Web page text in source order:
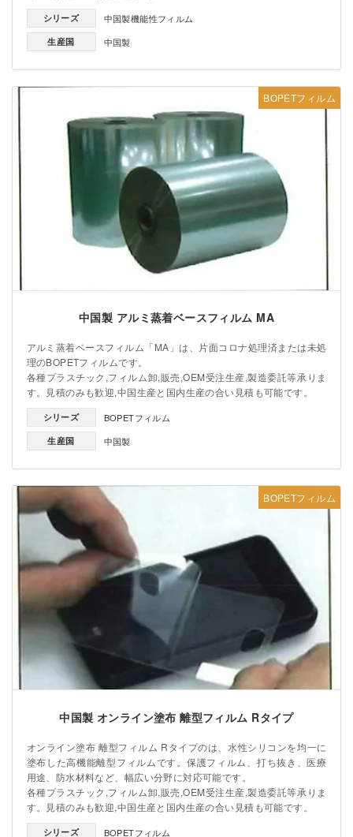
シリーズ 中国製機能性フィルム
生産国 中国製
BOPETフィルム
中国製 アルミ蒸着ベースフィルム MA
アルミ蒸着ベースフィルム「MA」は、片面コロナ処理済または未処
理のBOPETフィルムです。
各種プラスチック,フィルム卸,販売,OEM受注生産,製造委託等承りま
す。見積のみも歓迎,中国生産と国内生産の合い見積も可能です。
シリーズ BOPETフィルム
生産国 中国製
BOPETフィルム
中国製 オンライン塗布 離型フィルム Rタイプ
オンライン塗布 離型フィルム Rタイプのは、水性シリコンを均一に
塗布した高機能離型フィルムです。保護フィルム、打ち抜き、医療
用途、防水材料など、幅広い分野に対応可能です。
各種プラスチック,フィルム卸,販売,OEM受注生産,製造委託等承りま
す。見積のみも歓迎,中国生産と国内生産の合い見積も可能です。
シリーズ BOPETフィルム